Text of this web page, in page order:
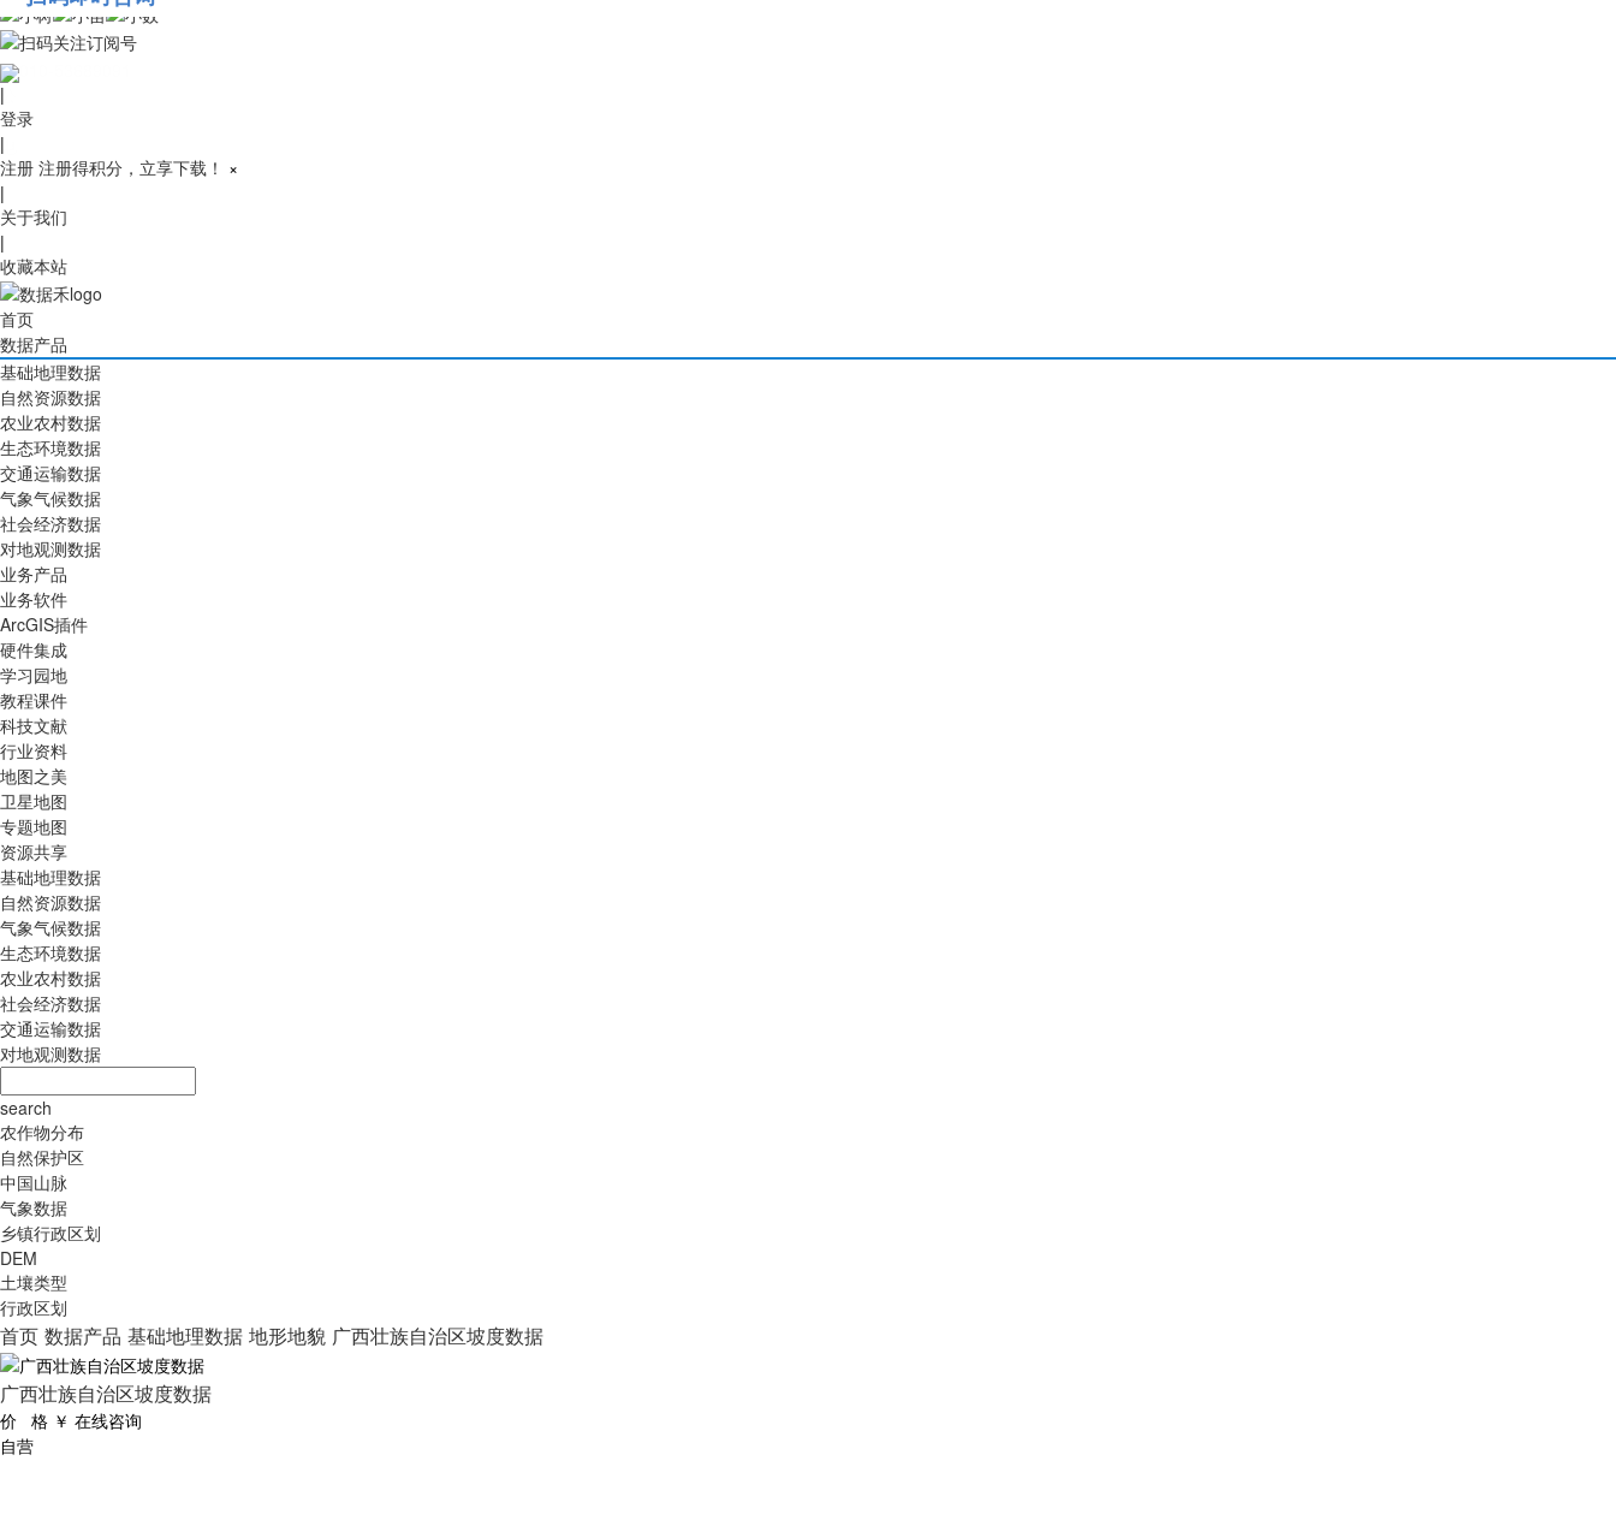
010-53689091
|
登录
|
注册 注册得积分，立享下载！ ×
|
关于我们
|
收藏本站
首页
数据产品
基础地理数据
自然资源数据
农业农村数据
生态环境数据
交通运输数据
气象气候数据
社会经济数据
对地观测数据
业务产品
业务软件
ArcGIS插件
硬件集成
学习园地
教程课件
科技文献
行业资料
地图之美
卫星地图
专题地图
资源共享
基础地理数据
自然资源数据
气象气候数据
生态环境数据
农业农村数据
社会经济数据
交通运输数据
对地观测数据
search
农作物分布
自然保护区
中国山脉
气象数据
乡镇行政区划
DEM
土壤类型
行政区划
首页 数据产品 基础地理数据 地形地貌 广西壮族自治区坡度数据
广西壮族自治区坡度数据
价 格 ￥ 在线咨询
自营